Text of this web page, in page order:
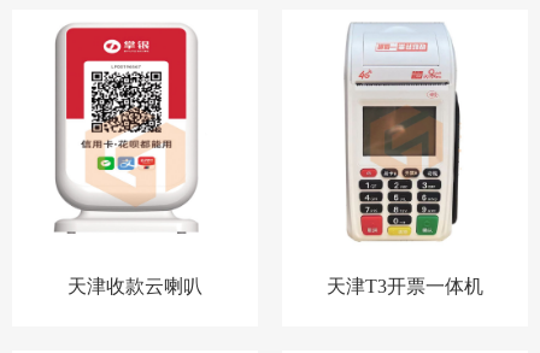
天津收款云喇叭 天津T3开票一体机